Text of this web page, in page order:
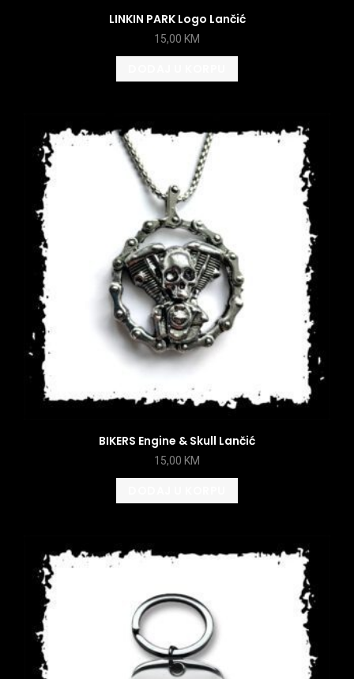
LINKIN PARK Logo Lančić
15,00 KM
BIKERS Engine & Skull Lančić
15,00 KM